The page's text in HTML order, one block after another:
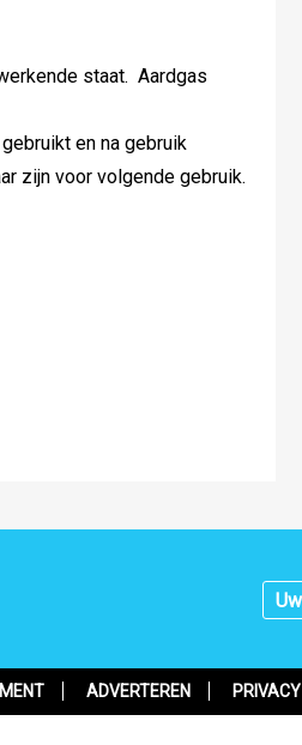
staat. Aardgas
en na gebruik
zijn voor volgende gebruik.
ADVERTEREN PRIVACY